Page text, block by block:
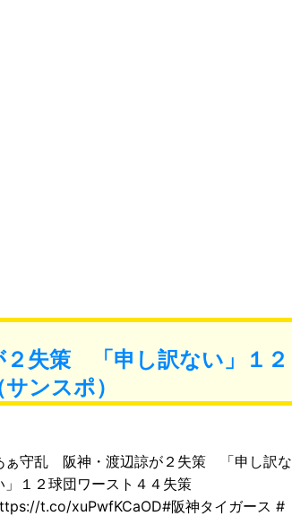
失策 「申し訳ない」１２
ンスポ）
ぁ守乱 阪神・渡辺諒が２失策 「申し訳な
」１２球団ワースト４４失策
t.co/xuPwfKCaOD#阪神タイガース #